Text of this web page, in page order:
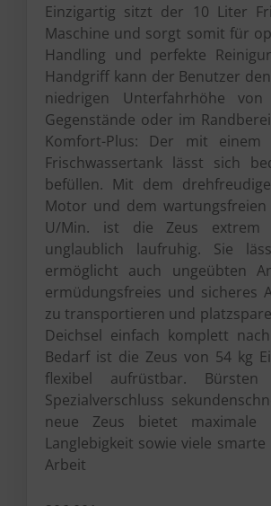
Einzigartig sitzt der 10 Liter
Maschine und sorgt somit für
Handling und perfekte
Handgriff kann der Benutzer
niedrigen Unterfahrhöhe
Gegenstände oder im
Komfort-Plus: Der mit einem
Frischwassertank lässt sich
befüllen. Mit dem
Motor und dem
U/Min. ist die Zeus extrem
unglaublich laufruhig. Sie
ermöglicht auch ungeübten
ermüdungsfreies und sicheres
zu transportieren und
Deichsel einfach komplett
Bedarf ist die Zeus von 54 kg
flexibel aufrüstbar.
Spezialverschluss
neue Zeus bietet maximale
Langlebigkeit sowie viele
Arbeit